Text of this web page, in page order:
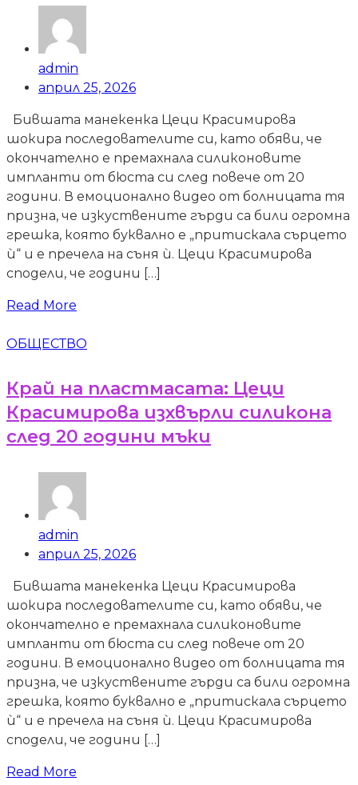
admin
април 25, 2026
Бившата манекенка Цеци Красимирова
шокира последователите си, като обяви, че
окончателно е премахнала силиконовите
импланти от бюста си след повече от 20
години. В емоционално видео от болницата тя
призна, че изкуствените гърди са били огромна
грешка, която буквално е „притискала сърцето
ѝ“ и е пречела на съня ѝ. Цеци Красимирова
сподели, че години […]
Read More
ОБЩЕСТВО
Край на пластмасата: Цеци
Красимирова изхвърли силикона
след 20 години мъки
admin
април 25, 2026
Бившата манекенка Цеци Красимирова
шокира последователите си, като обяви, че
окончателно е премахнала силиконовите
импланти от бюста си след повече от 20
години. В емоционално видео от болницата тя
призна, че изкуствените гърди са били огромна
грешка, която буквално е „притискала сърцето
ѝ“ и е пречела на съня ѝ. Цеци Красимирова
сподели, че години […]
Read More